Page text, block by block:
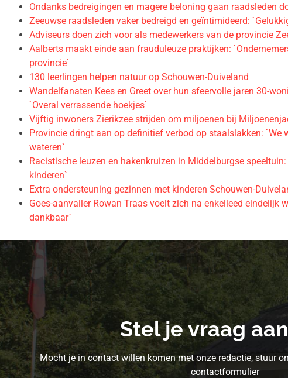
Ondanks bedreigingen en magere beloning gaan raadsleden
Zeeuwse raadsleden vaker bedreigd en geïntimideerd:
Adviseurs doen zich voor als medewerkers van de provincie
Aalberts maakt einde aan frauduleuze praktijken:
provincie`
130 leerlingen helpen natuur op Schouwen-Duiveland
Wandelfanaten Kees en Greet over hun sfeervolle jaren 30-
`Overal verrassende hoekjes`
Vijftig inwoners Zierikzee strijden om miljoenen bij
Provincie dringt aan op definitief verbod op staalslakken: `We
wateren`
Racistische leuzen en hakenkruizen in Middelburgse
kinderen`
Extra ondersteuning gezinnen met kinderen Schouwen-
Goes-aanvaller Rowan Traas voelt zich na enkelleed eindelijk
dankbaar`
Stel je vraag
Mocht je in contact willen komen met onze redactie, stuur
contactformulier